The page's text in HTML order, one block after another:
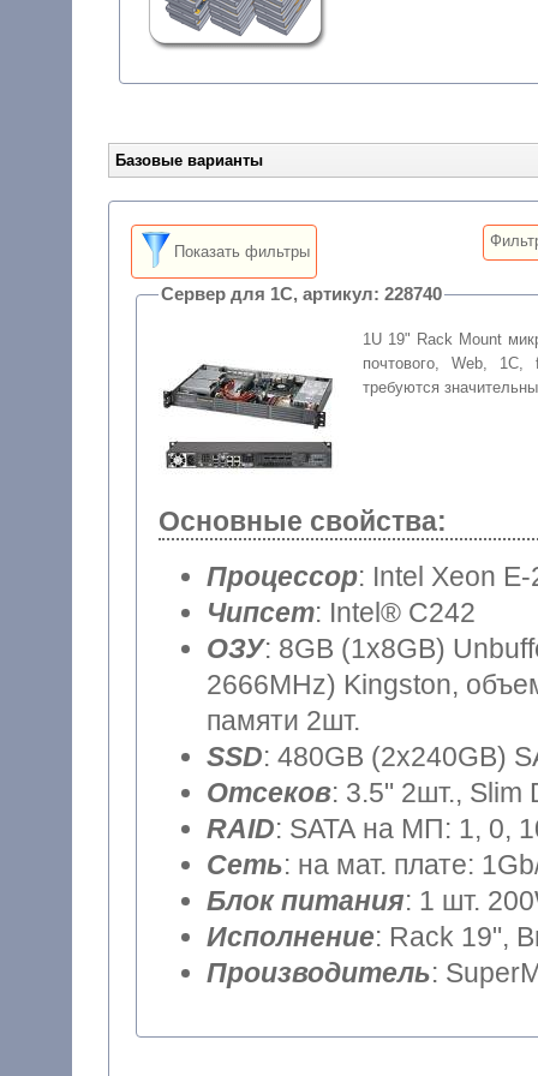
Базовые варианты
Показать фильтры
Сервер для 1С, артикул: 228740
1U 19" Rack Mount
почтового, Web, 1С,
требуются
Основные свойства:
Процессор: Intel Xeon
Чипсет: Intel® C242
ОЗУ: 8GB (1x8GB)
2666MHz) Kingston,
памяти 2шт.
SSD: 480GB (2x240GB)
Отсеков: 3.5" 2шт., Slim
RAID: SATA на МП: 1, 0,
Сеть: на мат. плате:
Блок питания: 1 шт.
Исполнение: Rack 19",
Производитель: